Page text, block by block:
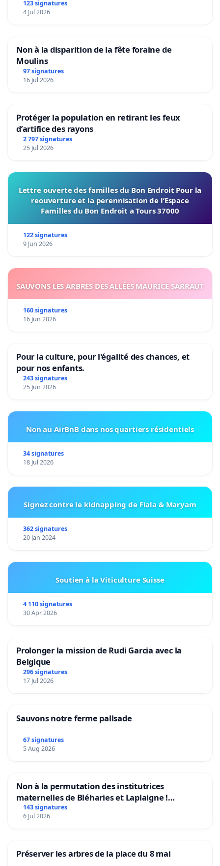
123 signatures
4 Jul 2026
Non à la disparition de la fête foraine de
Moulins
97 signatures
16 Jul 2026
Protéger la population en retirant les feux
d’artifice des rayons
2 797 signatures
25 Jul 2026
Lettre ouverte des familles du Bon Endroit Pour la
reouverture et la perennisation de l’Espace
Familles du Bon Endroit a Tours 37000
122 signatures
9 Jun 2026
SAUVONS LES ARBRES DES ALLÉES MAURICE SARRAUT
160 signatures
16 Jun 2026
Pour la culture, pour l'égalité des chances, et
pour nos enfants.
243 signatures
25 Jun 2026
Non au AirBnB dans nos quartiers résidentiels
34 signatures
18 Jul 2026
Signez contre le kidnapping de Fiala & Maryam
362 signatures
20 Jan 2024
Soutien à la Viticulture Suisse
4 110 signatures
30 Apr 2026
Prolonger la mission de Rudi Garcia avec la
Belgique
296 signatures
17 Jul 2026
Sauvons notre ferme pallsade
67 signatures
5 Aug 2026
Non à la permutation des institutrices
maternelles de Bléharies et Laplaigne !
Préservons la stabilité de nos enfants.
143 signatures
6 Jul 2026
Préserver les arbres de la place du 8 mai